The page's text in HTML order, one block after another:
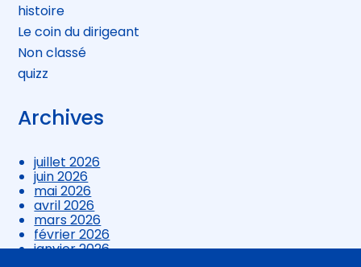
histoire
Le coin du dirigeant
Non classé
quizz
Archives
juillet 2026
juin 2026
mai 2026
avril 2026
mars 2026
février 2026
janvier 2026